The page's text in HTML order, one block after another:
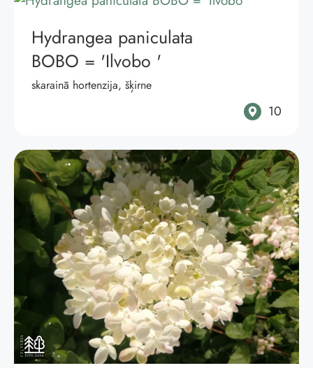
Hydrangea paniculata
BOBO = 'Ilvobo '
skarainā hortenzija, šķirne
10